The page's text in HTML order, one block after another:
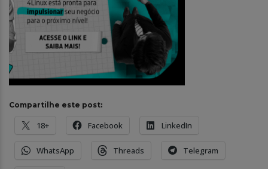
Compartilhe este post:
18+ Facebook LinkedIn
WhatsApp Threads Telegram